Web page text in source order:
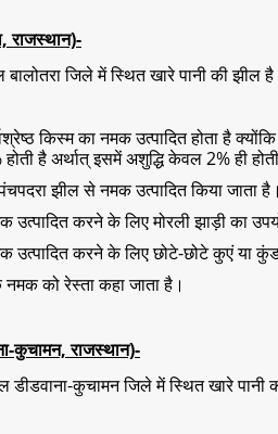
राजस्थान)-
बालोतरा जिले में स्थित खारे पानी की झील
किस्म का नमक उत्पादित होता है
है अर्थात् इसमें अशुद्धि केवल 2% ही
पंचपदरा झील से नमक उत्पादित किया जाता है।
करने के लिए मोरली झाड़ी का
उत्पादित करने के लिए छोटे-छोटे कुएं या कुंड
नमक को रेस्ता कहा जाता है।
कुचामन, राजस्थान)-
डीडवाना-कुचामन जिले में स्थित खारे